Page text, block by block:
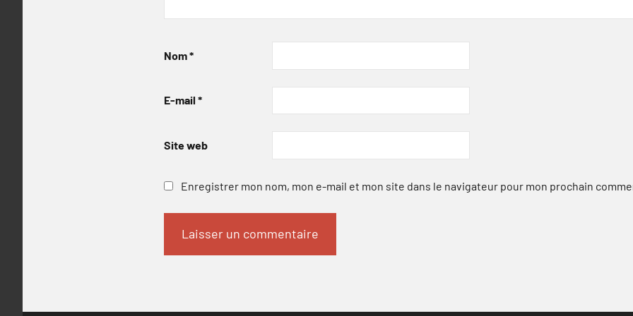
Nom*
E-mail *
Site web
Enregistrer mon nom, mon e-mail et mon site dans le navigateur pour mon prochain